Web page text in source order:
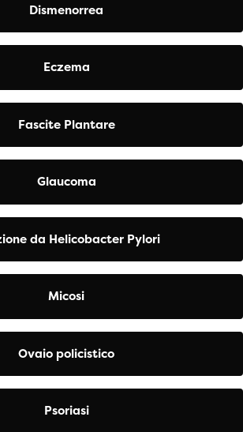
Dismenorrea
Eczema
Fascite Plantare
Glaucoma
da Helicobacter Pylori
Micosi
Ovaio policistico
Psoriasi